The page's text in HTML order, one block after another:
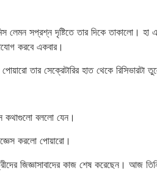
লেমন সপ্রশ্ন দৃষ্টিতে তার দিকে তাকালো।
করবে একবার।
তার সেক্রেটারির হাত থেকে রিসিভারটা
কথাগুলো বললো যেন।
করলো পোয়ারো।
জিজ্ঞাসাবাদের কাজ শেষ করেছেন। আজ